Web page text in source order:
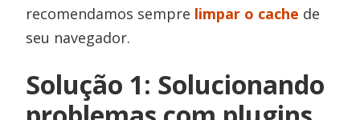
recomendamos sempre limpar o cache de
seu navegador.
Solução 1: Solucionando